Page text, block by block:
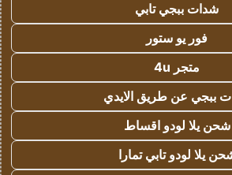
شدات ببجي تابي
فور يو ستور
متجر 4u
ببجي عن طريق الايدي
شحن يلا لودو اقساط
يلا لودو تابي تمارا